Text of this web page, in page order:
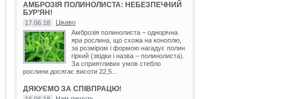
АМБРОЗІЯ ПОЛИНОЛИСТА: НЕБЕЗПЕЧНИЙ
БУР’ЯН!
17.06.18
Цікаво
Амброзія полинолиста – однорічна
яра рослина, що схожа на коноплю,
за розміром і формою нагадує полин
гіркий (звідки і назва – полинолиста).
За сприятливих умов стебло
рослини досягає висоти 22,5...
ДЯКУЄМО ЗА СПІВПРАЦЮ!